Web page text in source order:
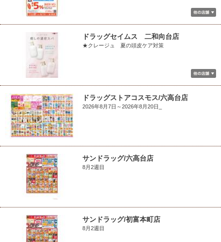
ドラッグセイムス 二和向台店
★クレージュ 夏の頭皮ケア対策
ドラッグストアコスモス/六高台店
2026年8月7日～2026年8月20日_
サンドラッグ/六高台店
8月2週目
サンドラッグ/初富本町店
8月2週目